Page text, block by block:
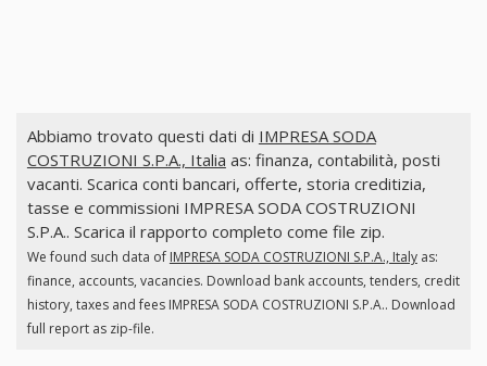
Abbiamo trovato questi dati di IMPRESA SODA
COSTRUZIONI S.P.A., Italia as: finanza, contabilità, posti
vacanti. Scarica conti bancari, offerte, storia creditizia,
tasse e commissioni IMPRESA SODA COSTRUZIONI
S.P.A.. Scarica il rapporto completo come file zip.
We found such data of IMPRESA SODA COSTRUZIONI S.P.A., Italyas:
finance, accounts, vacancies. Download bank accounts, tenders, credit
history, taxes and fees IMPRESA SODA COSTRUZIONI S.P.A.. Download
full report as zip-file.